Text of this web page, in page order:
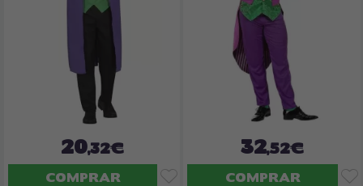
20,32€
COMPRAR
32,52€
COMPRAR